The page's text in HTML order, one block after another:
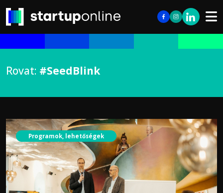
Rovat: #SeedBlink
Programok, lehetőségek